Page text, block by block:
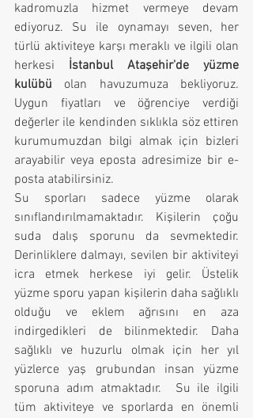
kadromuzla hizmet vermeye devam
ediyoruz. Su ile oynamayı seven, her
türlü aktiviteye karşı meraklı ve ilgili olan
herkesi İstanbul Ataşehir'de yüzme
kulübü olan havuzumuza bekliyoruz.
Uygun fiyatları ve öğrenciye verdiği
değerler ile kendinden sıklıkla söz ettiren
kurumumuzdan bilgi almak için bizleri
arayabilir veya eposta adresimize bir e-
posta atabilirsiniz.
Su sporları sadece yüzme olarak
sınıflandırılmamaktadır. Kişilerin çoğu
suda dalış sporunu da sevmektedir.
Derinliklere dalmayı, sevilen bir aktiviteyi
icra etmek herkese iyi gelir. Üstelik
yüzme sporu yapan kişilerin daha sağlıklı
olduğu ve eklem ağrısını en aza
indirgedikleri de bilinmektedir. Daha
sağlıklı ve huzurlu olmak için her yıl
yüzlerce yaş grubundan insan yüzme
sporuna adım atmaktadır.  Su ile ilgili
tüm aktiviteye ve sporlarda en önemli